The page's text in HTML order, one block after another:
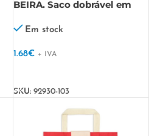
BEIRA. Saco dobrável em
(100% rPET)
Em stock
1.68€ + IVA
SKU: 92930-103